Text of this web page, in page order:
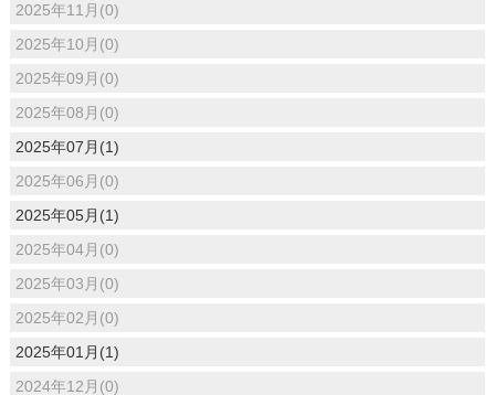
2025年11月(0)
2025年10月(0)
2025年09月(0)
2025年08月(0)
2025年07月(1)
2025年06月(0)
2025年05月(1)
2025年04月(0)
2025年03月(0)
2025年02月(0)
2025年01月(1)
2024年12月(0)